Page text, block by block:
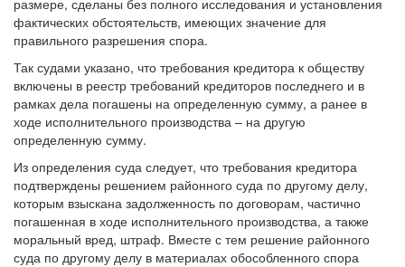
правильного разрешения спора.
Так судами указано, что требования кредитора к обществу
включены в реестр требований кредиторов последнего и в
рамках дела погашены на определенную сумму, а ранее в
ходе исполнительного производства – на другую
определенную сумму.
Из определения суда следует, что требования кредитора
подтверждены решением районного суда по другому делу,
которым взыскана задолженность по договорам, частично
погашенная в ходе исполнительного производства, а также
моральный вред, штраф. Вместе с тем решение районного
суда по другому делу в материалах обособленного спора
отсутствует.